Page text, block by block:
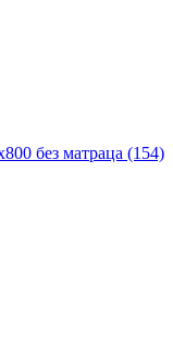
без матраца (154)